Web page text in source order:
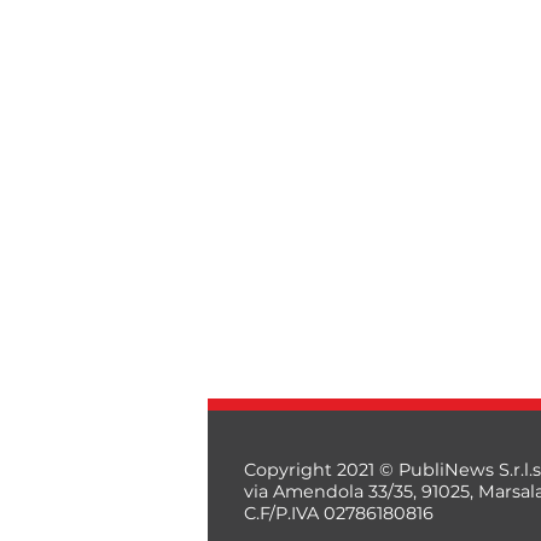
Copyright 2021 © PubliNews
via Amendola 33/35, 91025,
C.F/P.IVA 02786180816